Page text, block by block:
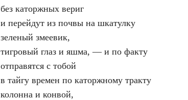
без каторжных вериг
и перейдут из почвы на шкатулку
зеленый змеевик,
тигровый глаз и яшма, — и по факту
отправятся с тобой
в тайгу времен по каторжному тракту
колонна и конвой,